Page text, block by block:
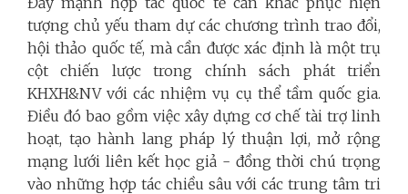
tượng chủ yếu tham dự các chương trình trao đổi,
hội thảo quốc tế, mà cần được xác định là một trụ
cột chiến lược trong chính sách phát triển
KHXH&NV với các nhiệm vụ cụ thể tầm quốc gia.
Điều đó bao gồm việc xây dựng cơ chế tài trợ linh
hoạt, tạo hành lang pháp lý thuận lợi, mở rộng
mạng lưới liên kết học giả - đồng thời chú trọng
vào những hợp tác chiều sâu với các trung tâm tri